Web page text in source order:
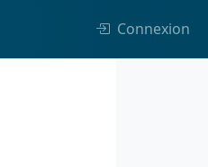
Connexion